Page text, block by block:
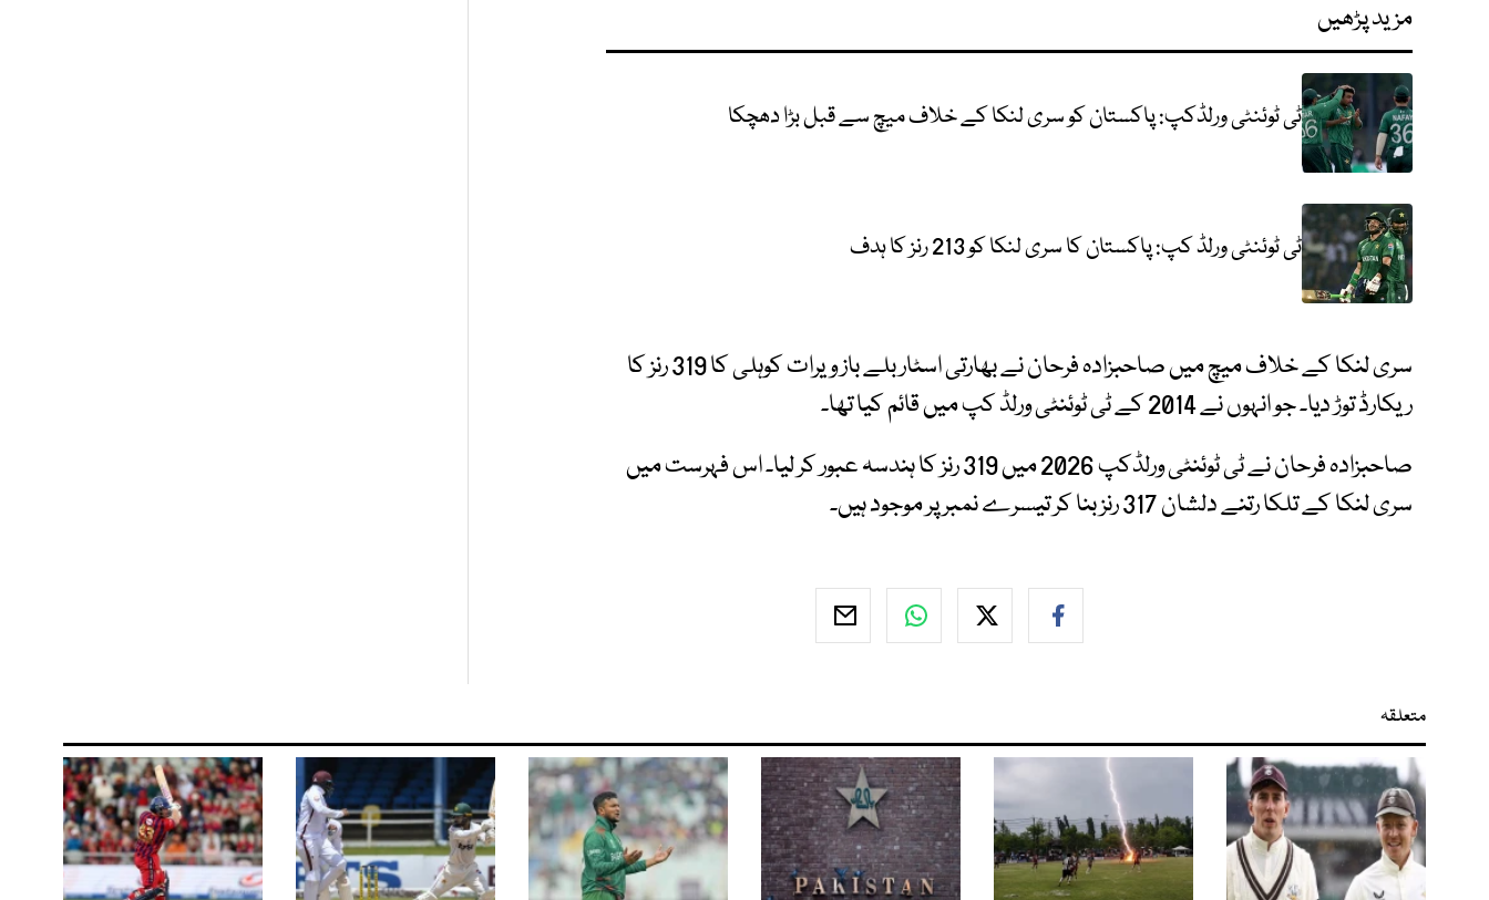
مزید پڑھیں
ٹی ٹوئنٹی ورلڈکپ: پاکستان کو سری لنکا کے خلاف میچ سے قبل بڑا دھچکا
ٹی ٹوئنٹی ورلڈ کپ: پاکستان کا سری لنکا کو 213 رنز کا ہدف
سری لنکا کے خلاف میچ میں صاحبزادہ فرحان نے بھارتی اسٹار بلے باز ویرات کوہلی کا 319 رنز کا
ریکارڈ توڑ دیا۔ جو انہوں نے 2014 کے ٹی ٹوئنٹی ورلڈ کپ میں قائم کیا تھا۔
صاحبزادہ فرحان نے ٹی ٹوئنٹی ورلڈکپ 2026 میں 319 رنز کا ہندسہ عبور کر لیا۔ اس فہرست میں
سری لنکا کے تلکا رتنے دلشان 317 رنز بنا کر تیسرے نمبر پر موجود ہیں۔
متعلقہ